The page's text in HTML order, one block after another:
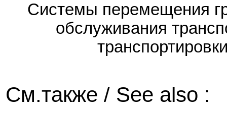
Системы перемещения
обслуживания
См.также / See also :